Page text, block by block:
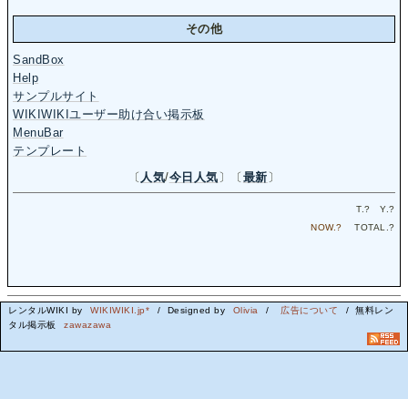
その他
SandBox
Help
サンプルサイト
WIKIWIKIユーザー助け合い掲示板
MenuBar
テンプレート
〔 人気/今日人気 〕〔 最新 〕
T.? Y.?
NOW.? TOTAL.?
レンタルWIKI by WIKIWIKI.jp* / Designed by Olivia / 広告について
/ 無料レン
タル掲示板
zawazawa